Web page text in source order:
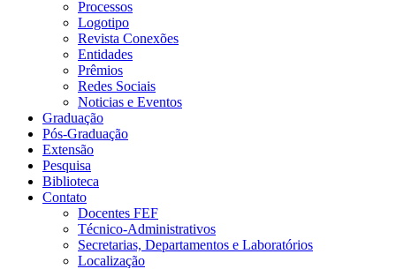
Processos
Logotipo
Revista Conexões
Entidades
Prêmios
Redes Sociais
Noticias e Eventos
Graduação
Pós-Graduação
Extensão
Pesquisa
Biblioteca
Contato
Docentes FEF
Técnico-Administrativos
Secretarias, Departamentos e Laboratórios
Localização